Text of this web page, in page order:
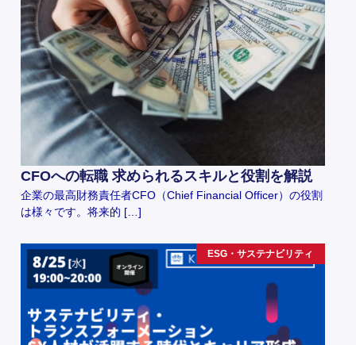
CFOへの転職 求められるスキルと役割を解説
企業の最高財務責任者CFO（Chief Financial Officer）の役割
は様々です。将来的 […]
ESG・サステナビリティ